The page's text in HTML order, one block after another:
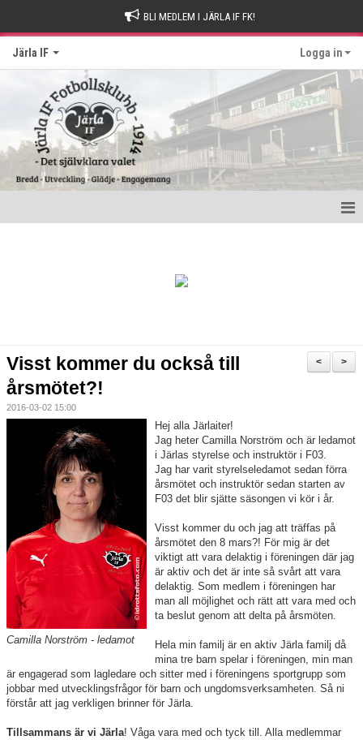
BLI MEDLEM I JÄRLA IF FK!
Järla IF Logga in
Nyheter
Verksamheten
Trygg förening
Vårdnadshavare
Sponsorer
Utbildningar
Stipendier
Styrelse och Årsmöte
Kvalitetsklubb
>
<
Visst kommer du också till
årsmötet?!
2016-03-02 15:00
Camilla Norström - ledamot
Hej alla Järlaiter!
Jag heter Camilla Norström och är ledamot
i Järlas styrelse och instruktör i F03.
Jag har varit styrelseledamot sedan förra
årsmötet och instruktör sedan starten av
F03 det blir sjätte säsongen vi kör i år.
Visst kommer du och jag att träffas på
årsmötet den 8 mars?! För mig är det
viktigt att vara delaktig i föreningen där jag
är aktiv och det är inte så svårt att vara
delaktig. Som medlem i föreningen har
man all möjlighet och rätt att vara med och
ta beslut genom att delta på årsmöten.
Hela min familj är en aktiv Järla familj då
mina tre barn spelar i föreningen, min man
är engagerad som lagledare och sitter med i föreningens sportgrupp som
jobbar med utvecklingsfrågor för barn och ungdomsverksamheten. Så ni
förstår att jag verkligen brinner för Järla.
Tillsammans är vi Järla! Våga vara med och tyck till. Alla medlemmar